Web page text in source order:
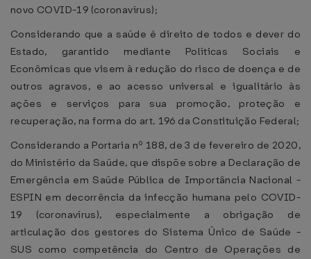
novo COVID-19 (coronavírus);
Considerando que a saúde é direito de todos e dever do
Estado, garantido mediante Políticas Sociais e
Econômicas que visem à redução do risco de doença e de
outros agravos, e ao acesso universal e igualitário às
ações e serviços para sua promoção, proteção e
recuperação, na forma do art. 196 da Constituição Federal;
Considerando a Portaria nº 188, de 3 de fevereiro de 2020,
do Ministério da Saúde, que dispõe sobre a Declaração de
Emergência em Saúde Pública de Importância Nacional -
ESPIN em decorrência da infecção humana pelo COVID-
19 (coronavírus), especialmente a obrigação de
articulação dos gestores do Sistema Único de Saúde -
SUS como competência do Centro de Operações de